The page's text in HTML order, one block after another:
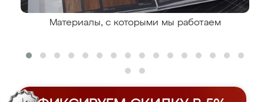
Материалы, с которыми мы работаем